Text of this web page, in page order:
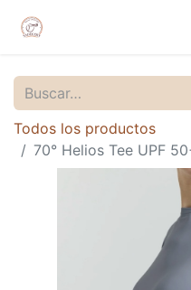
Todos los productos
70° Helios Tee UPF